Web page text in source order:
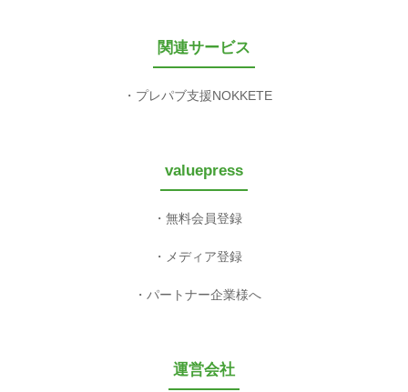
関連サービス
プレパブ支援NOKKETE
valuepress
無料会員登録
メディア登録
パートナー企業様へ
運営会社